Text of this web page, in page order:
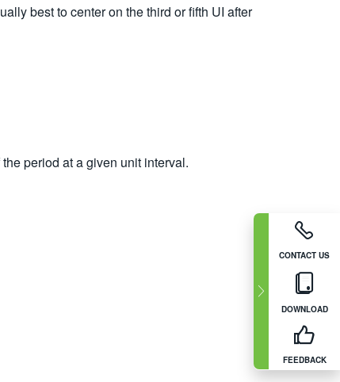
CONTACT US
DOWNLOAD
FEEDBACK
best to center on the third or fifth UI after
period at a given unit interval.